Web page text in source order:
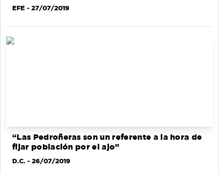
EFE - 27/07/2019
“Las Pedroñeras son un referente a la hora de
fijar población por el ajo”
D.C. - 26/07/2019